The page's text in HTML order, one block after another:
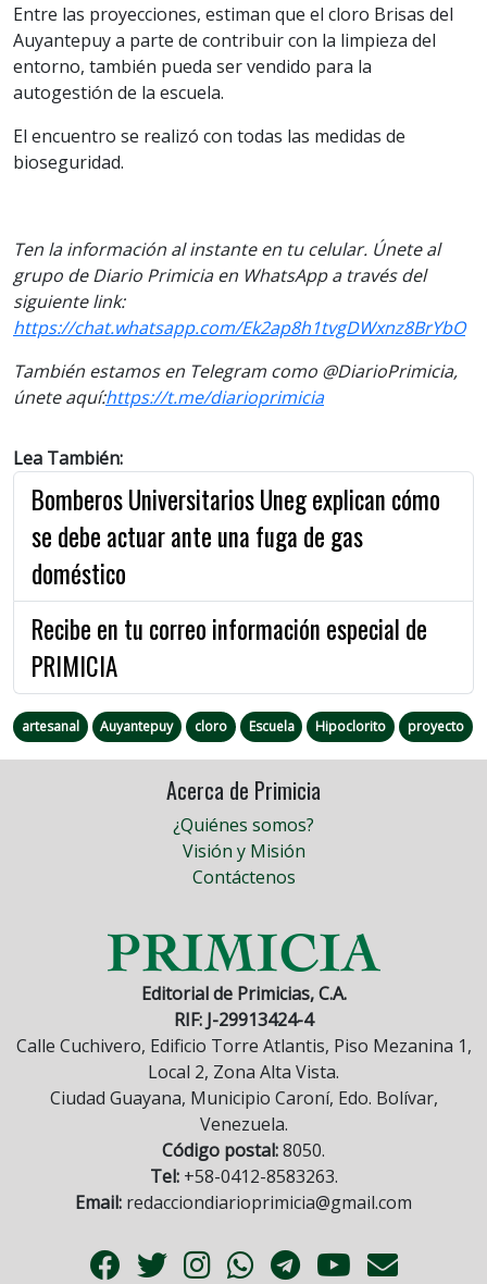
Entre las proyecciones, estiman que el cloro Brisas del
Auyantepuy a parte de contribuir con la limpieza del
entorno, también pueda ser vendido para la
autogestión de la escuela.
El encuentro se realizó con todas las medidas de
bioseguridad.
Ten la información al instante en tu celular. Únete al
grupo de Diario Primicia en WhatsApp a través del
siguiente link:
https://chat.whatsapp.com/Ek2ap8h1tvgDWxnz8BrYbO
También estamos en Telegram como @DiarioPrimicia,
únete aquí:https://t.me/diarioprimicia
Lea También:
Bomberos Universitarios Uneg explican cómo
se debe actuar ante una fuga de gas
doméstico
Recibe en tu correo información especial de
PRIMICIA
artesanal Auyantepuy cloro Escuela Hipoclorito proyecto
Acerca de Primicia
¿Quiénes somos?
Visión y Misión
Contáctenos
Editorial de Primicias, C.A.
RIF: J-29913424-4
Calle Cuchivero, Edificio Torre Atlantis, Piso Mezanina 1,
Local 2, Zona Alta Vista.
Ciudad Guayana, Municipio Caroní, Edo. Bolívar,
Venezuela.
Código postal:8050.
Tel:+58-0412-8583263.
Email: redacciondiarioprimicia@gmail.com